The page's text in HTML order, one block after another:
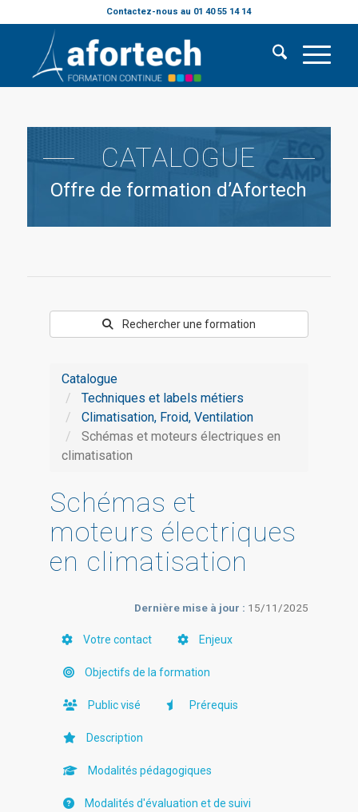
Contactez-nous au 01 40 55 14 14
CATALOGUE
Offre de formation d’Afortech
Rechercher une formation
Catalogue
Techniques et labels métiers
Climatisation, Froid, Ventilation
Schémas et moteurs électriques en
climatisation
Schémas et
moteurs électriques
en climatisation
Dernière mise à jour : 15/11/2025
Votre contact Enjeux
Objectifs de la formation
Public visé Prérequis
Description
Modalités pédagogiques
Modalités d'évaluation et de suivi